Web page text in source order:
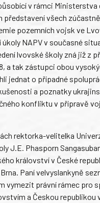
v rámci Ministerstva
představení všech
pozemních vojsk ve
NAPV v současné
lvovské školy zná již z
a tak zástupci obou
jednat o případné
a poznatky
konfliktu v přípravě
rektorka-velitelka
J.E. Phasporn
království v České
Paní velvyslankyně
vymezit právní rámec pro
a Českou republikou